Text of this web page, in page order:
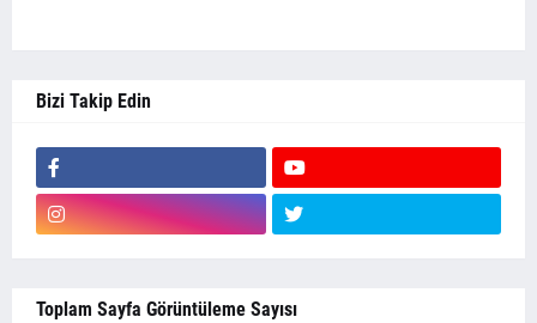
Bizi Takip Edin
Toplam Sayfa Görüntüleme Sayısı